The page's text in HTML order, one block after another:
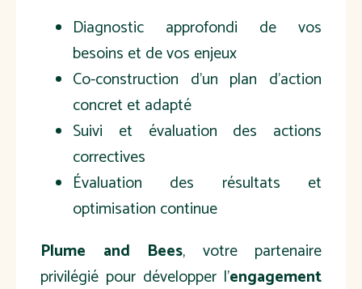
Diagnostic approfondi de vos
besoins et de vos enjeux
Co-construction d'un plan d'action
concret et adapté
Suivi et évaluation des actions
correctives
Évaluation des résultats et
optimisation continue
Plume and Bees, votre partenaire
privilégié pour développer l'engagement